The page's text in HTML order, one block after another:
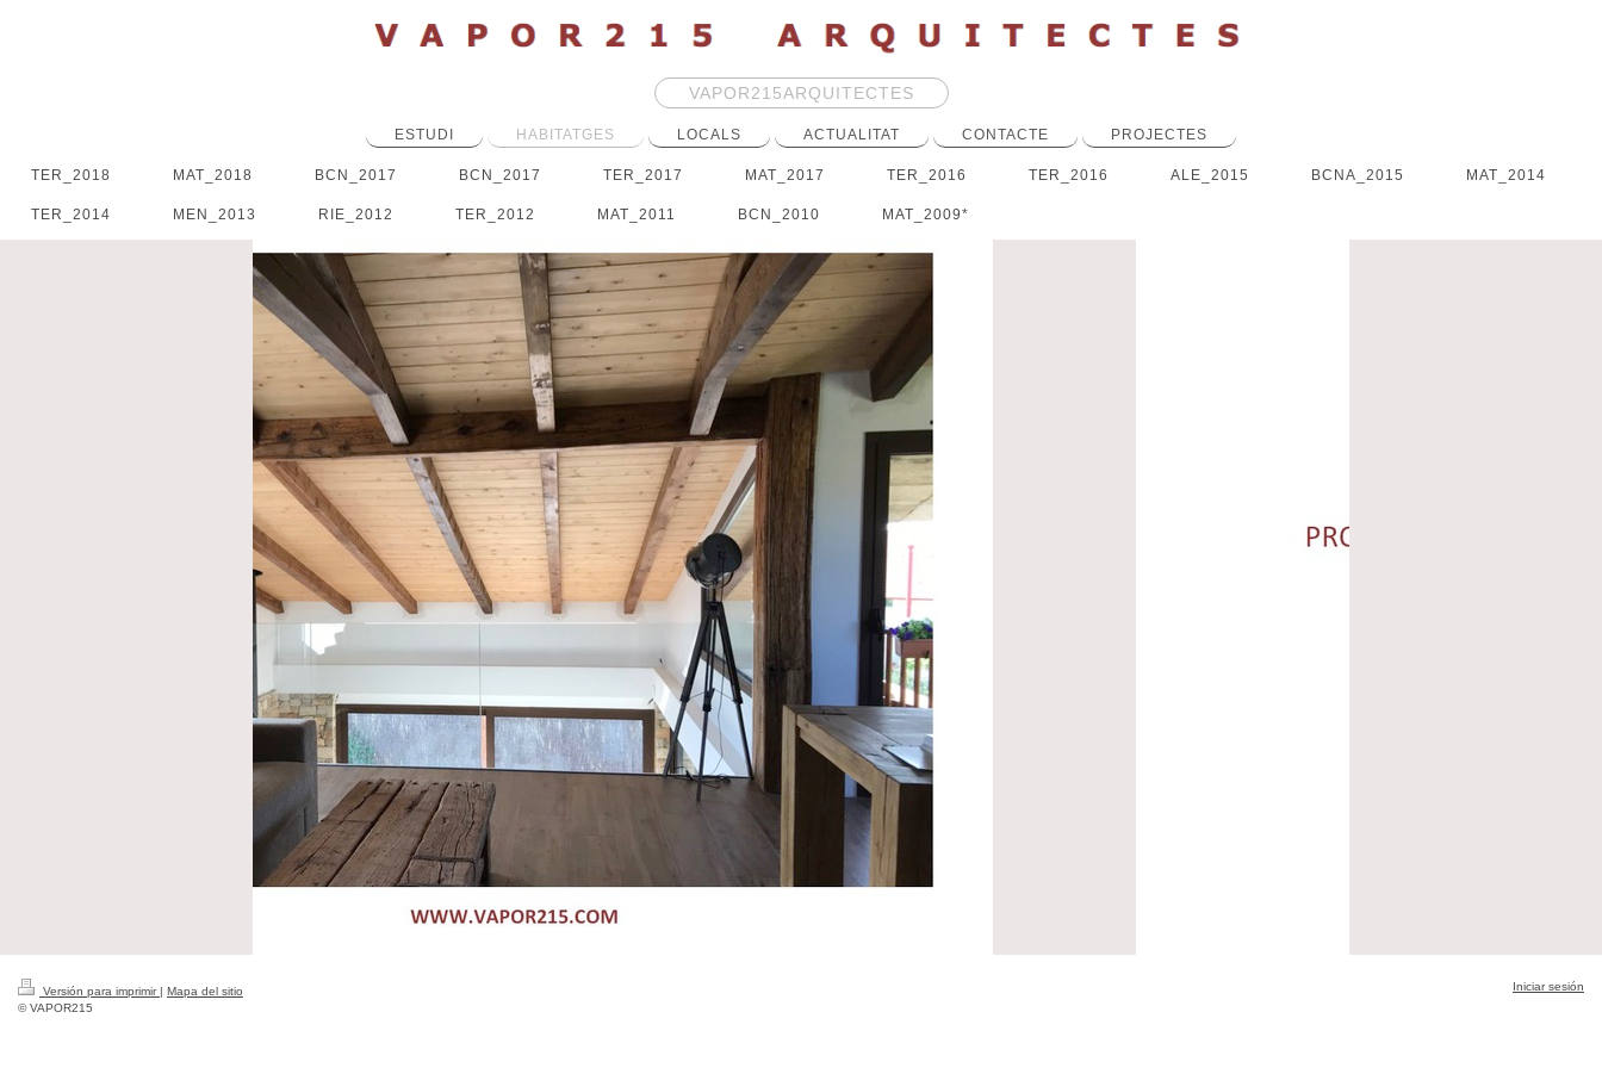
VAPOR215ARQUITECTES
ESTUDI HABITATGES LOCALS ACTUALITAT CONTACTE PROJECTES
TER_2018 MAT_2018 BCN_2017 BCN_2017 TER_2017 MAT_2017 TER_2016 TER_2016 ALE_2015 BCNA_2015 MAT_2014
TER_2014 MEN_2013 RIE_2012 TER_2012 MAT_2011 BCN_2010 MAT_2009*
Versión para imprimir | Mapa del sitio
© VAPOR215
Iniciar sesión